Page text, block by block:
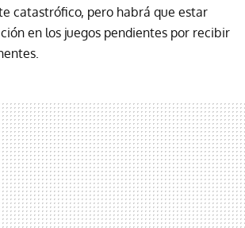
catastrófico, pero habrá que estar
en los juegos pendientes por recibir